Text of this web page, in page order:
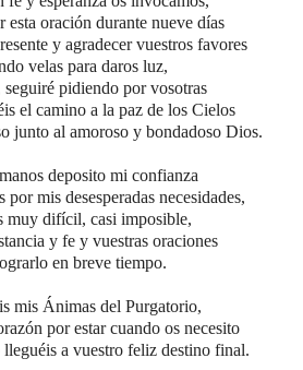
esta oración durante nueve días
y agradecer vuestros favores
velas para daros luz,
pidiendo por vosotras
el camino a la paz de los Cielos
junto al amoroso y bondadoso Dios.
deposito mi confianza
por mis desesperadas necesidades,
muy difícil, casi imposible,
y fe y vuestras oraciones
en breve tiempo.
mis Ánimas del Purgatorio,
por estar cuando os necesito
a vuestro feliz destino final.